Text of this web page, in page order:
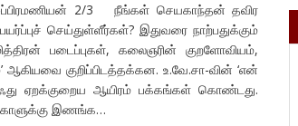
2/3 நீங்கள் செயகாந்தன் தவிர
செய்துள்ளீர்கள்? இதுவரை நாற்பதுக்கும்
படைப்புகள், கலைஞரின் குறளோவியம்,
குறிப்பிடத்தக்கன. உ.வே.சா-வின் ‘என்
ஏறக்குறைய ஆயிரம் பக்கங்கள் கொண்டது.
இணங்க…